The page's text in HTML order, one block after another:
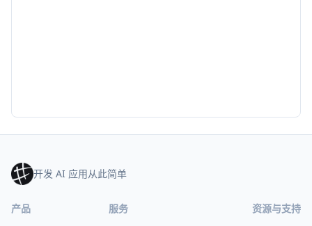
开发 AI 应用从此简单
产品 服务 资源与支持